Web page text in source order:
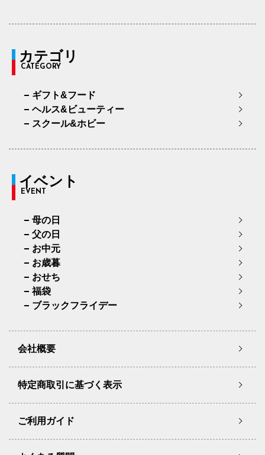
カテゴリ
CATEGORY
ギフト&フード
ヘルス&ビューティー
スクール&ホビー
イベント
EVENT
母の日
父の日
お中元
お歳暮
おせち
福袋
ブラックフライデー
会社概要
特定商取引に基づく表示
ご利用ガイド